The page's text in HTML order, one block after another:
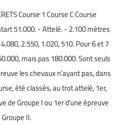
Course 1 Course C Course
51.000. - Attelé. - 2.100 mètres
2.550, 1.020, 510. Pour 6 et 7
mais pas 180.000. Sont seuls
les chevaux n'ayant pas, dans
été classés, au trot attelé, 1er,
de Groupe I ou 1er d'une épreuve
II.